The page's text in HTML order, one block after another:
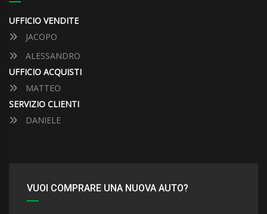
UFFICIO VENDITE
JACOPO
ALESSANDRO
UFFICIO ACQUISTI
MATTEO
SERVIZIO CLIENTI
DANIELE
VUOI COMPRARE UNA NUOVA AUTO?